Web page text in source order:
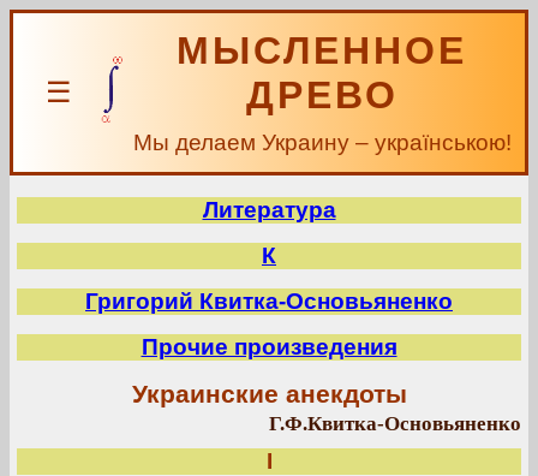
☰
МЫСЛЕННОЕ
ДРЕВО
Мы делаем Украину – українською!
Литература
К
Григорий Квитка-Основьяненко
Прочие произведения
Украинские анекдоты
Г.Ф.Квитка-Основьяненко
I